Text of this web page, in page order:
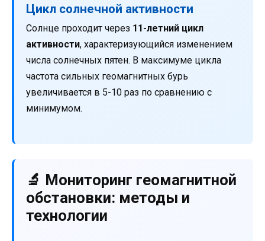
Цикл солнечной активности
Солнце проходит через 11-летний цикл
активности, характеризующийся изменением
числа солнечных пятен. В максимуме цикла
частота сильных геомагнитных бурь
увеличивается в 5-10 раз по сравнению с
минимумом.
🔬 Мониторинг геомагнитной
обстановки: методы и
технологии